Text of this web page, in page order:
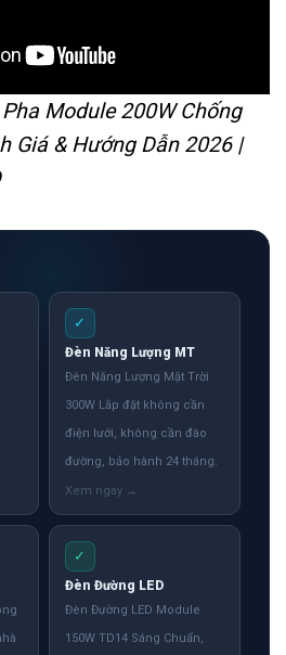
Module 200W Chống
Giá & Hướng Dẫn 2026 |
✓
Đèn Năng Lượng MT
Đèn Năng Lượng Mặt Trời
300W Lắp đặt không cần
điện lưới, không cần đào
đường, bảo hành 24 tháng.
✓
Đèn Đường LED
Đèn Đường LED Module
150W TD14 Sáng Chuẩn,